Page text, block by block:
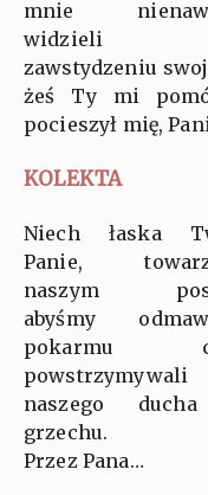
mnie
widzieli
zawstydzeniu
żeś Ty mi
pocieszył mię,
KOLEKTA
Niech łaska
Panie,
naszym
abyśmy
pokarmu
powstrzymywali
naszego
grzechu.
Przez Pana…